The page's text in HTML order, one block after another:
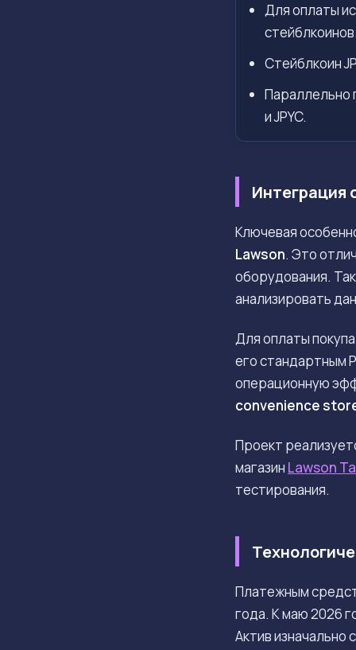
Для оплаты
Стейблкоин
Параллельно
и JPYC.
Интеграция
Ключевая
Lawson. Это
оборудования.
анализировать
Для оплаты
его стандартным
операционную
convenience
Проект
магазин Lawson
тестирования.
Платежным
года. К маю 2026
Актив изначально